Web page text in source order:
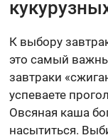
К выбору
это самый
завтраки
успеваете
Овсяная каша
насытиться.